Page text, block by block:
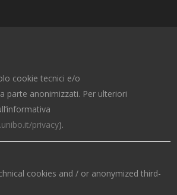
cookie tecnici e/o
parte anonimizzati. Per ulteriori
privacy).
cookies and / or anonymized third-